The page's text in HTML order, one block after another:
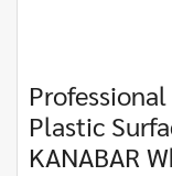
Plastic
KANABAR